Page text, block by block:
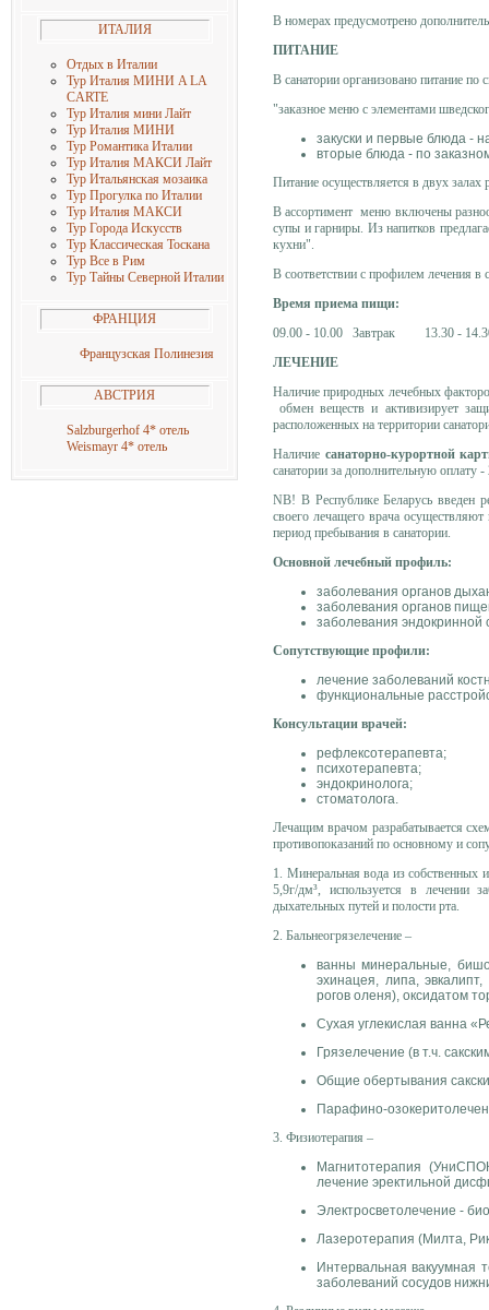
ИТАЛИЯ
Отдых в Италии
Тур Италия МИНИ A LA
CARTE
Тур Италия мини Лайт
Тур Италия МИНИ
Тур Романтика Италии
Тур Италия МАКСИ Лайт
Тур Итальянская мозаика
Тур Прогулка по Италии
Тур Италия МАКСИ
Тур Города Искусств
Тур Классическая Тоскана
Тур Все в Рим
Тур Тайны Северной Италии
ФРАНЦИЯ
Французская Полинезия
АВСТРИЯ
Salzburgerhof 4* отель
Weismayr 4* отель
В номерах предусмотрено
ПИТАНИЕ
В санатории организовано питание по
"заказное меню с элементами
закуски и первые блюда -
вторые блюда - по
Питание осуществляется в двух
В ассортимент меню включены
супы и гарниры. Из напитков
кухни".
В соответствии с профилем лечения
Время приема пищи:
09.00 - 10.00 Завтрак 13.30 -
ЛЕЧЕНИЕ
Наличие природных лечебных
обмен веществ и активизирует
расположенных на территории
Наличие санаторно-курортной
санатории за дополнительную
NB! В Республике Беларусь введен
своего лечащего врача
период пребывания в санатории.
Основной лечебный профиль:
заболевания органов
заболевания органов
заболевания эндокринной
Сопутствующие профили:
лечение заболеваний
функциональные
Консультации врачей:
рефлексотерапевта;
психотерапевта;
эндокринолога;
стоматолога.
Лечащим врачом разрабатывается
противопоказаний по основному и
1. Минеральная вода из собственных
5,9г/дм³, используется в лечении
дыхательных путей и полости рта.
2. Бальнеогрязелечение –
ванны минеральные,
эхинацея, липа,
рогов оленя), оксидатом
Сухая углекислая ванна
Грязелечение (в т.ч.
Общие обертывания
Парафино-
3. Физиотерапия –
Магнитотерапия
лечение эректильной
Электросветолечение -
Лазеротерапия (Милта,
Интервальная вакуумная
заболеваний сосудов